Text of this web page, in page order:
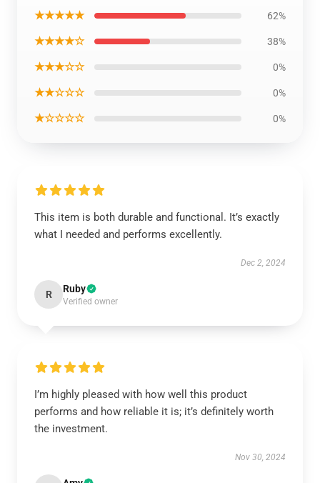
★★★★★ 62%
★★★★☆ 38%
★★★☆☆ 0%
★★☆☆☆ 0%
★☆☆☆☆ 0%
This item is both durable and functional. It’s exactly
what I needed and performs excellently.
Dec 2, 2024
R Ruby
Verified owner
I’m highly pleased with how well this product
performs and how reliable it is; it’s definitely worth
the investment.
Nov 30, 2024